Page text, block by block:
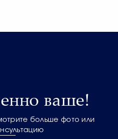
ваше!
больше фото или